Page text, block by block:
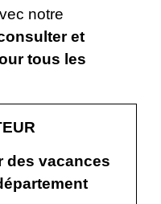
notre
et
tous les
des vacances